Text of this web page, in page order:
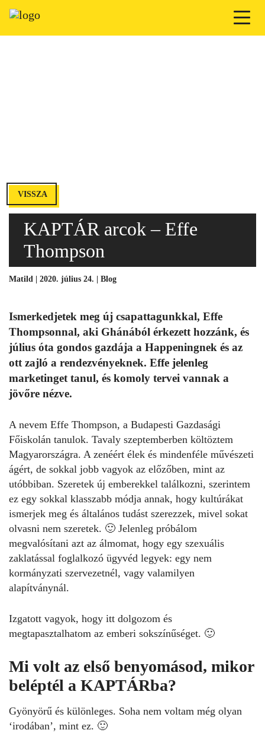
VISSZA
KAPTÁR arcok – Effe
Thompson
Matild | 2020. július 24. | Blog
Ismerkedjetek meg új csapattagunkkal, Effe
Thompsonnal, aki Ghánából érkezett hozzánk, és
július óta gondos gazdája a Happeningnek és az
ott zajló a rendezvényeknek. Effe jelenleg
marketinget tanul, és komoly tervei vannak a
jövőre nézve.
A nevem Effe Thompson, a Budapesti Gazdasági
Főiskolán tanulok. Tavaly szeptemberben költöztem
Magyarországra. A zenéért élek és mindenféle művészeti
ágért, de sokkal jobb vagyok az előzőben, mint az
utóbbiban. Szeretek új emberekkel találkozni, szerintem
ez egy sokkal klasszabb módja annak, hogy kultúrákat
ismerjek meg és általános tudást szerezzek, mivel sokat
olvasni nem szeretek. 🙂 Jelenleg próbálom
megvalósítani azt az álmomat, hogy egy szexuális
zaklatással foglalkozó ügyvéd legyek: egy nem
kormányzati szervezetnél, vagy valamilyen
alapítványnál.
Izgatott vagyok, hogy itt dolgozom és
megtapasztalhatom az emberi sokszínűséget. 🙂
Mi volt az első benyomásod, mikor
beléptél a KAPTÁRba?
Gyönyörű és különleges. Soha nem voltam még olyan
‘irodában’, mint ez. 🙂